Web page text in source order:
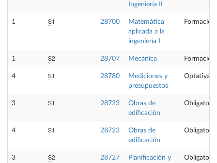
Ingeniería II
1 S1 28700
Matemática
aplicada a la
ingeniería I
Formación
1 S2 28707 Mecánica Formación
4 S1 28780
Mediciones y
presupuestos
Optativa
3 S1 28723
Obras de
edificación
Obligatoria
4 S1 28723
Obras de
edificación
Obligatoria
3 S2 28727
Planificación y
Obligatoria